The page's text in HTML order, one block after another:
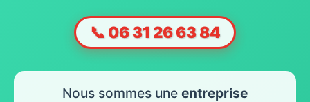
📞 06 31 26 63 84
Nous sommes une entreprise